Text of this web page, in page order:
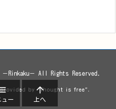
Rinkaku－ All Rights Reserved.
provided by "Thought is free".
ュー

上へ